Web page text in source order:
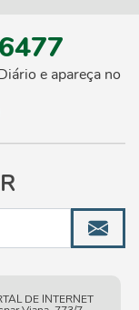
e apareça no
DE INTERNET